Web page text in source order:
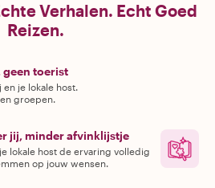
Verhalen. Echt Goed
Reizen.
geen toerist
je lokale host.
groepen.
jij, minder afvinklijstje
je lokale host de ervaring volledig
op jouw wensen.